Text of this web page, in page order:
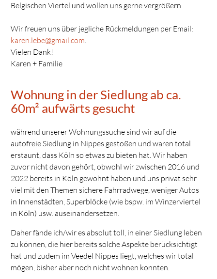
Belgischen Viertel und wollen uns gerne vergrößern.
Wir freuen uns über jegliche Rückmeldungen per Email:
karen.lebe@gmail.com.
Vielen Dank!
Karen + Familie
Wohnung in der Siedlung ab ca.
60m² aufwärts gesucht
während unserer Wohnungssuche sind wir auf die
autofreie Siedlung in Nippes gestoßen und waren total
erstaunt, dass Köln so etwas zu bieten hat. Wir haben
zuvor nicht davon gehört, obwohl wir zwischen 2016 und
2022 bereits in Köln gewohnt haben und uns privat sehr
viel mit den Themen sichere Fahrradwege, weniger Autos
in Innenstädten, Superblöcke (wie bspw. im Winzerviertel
in Köln) usw. auseinandersetzen.
Daher fände ich/wir es absolut toll, in einer Siedlung leben
zu können, die hier bereits solche Aspekte berücksichtigt
hat und zudem im Veedel Nippes liegt, welches wir total
mögen, bisher aber noch nicht wohnen konnten.